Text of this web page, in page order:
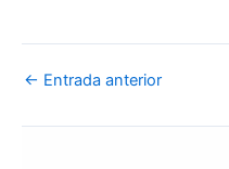
← Entrada anterior